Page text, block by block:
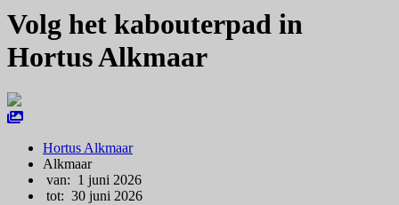
Volg het kabouterpad in
Hortus Alkmaar
Hortus Alkmaar
Alkmaar
van: 1 juni 2026
tot: 30 juni 2026